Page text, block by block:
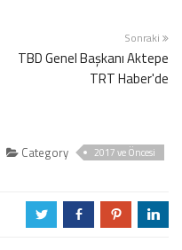
Sonraki
TBD Genel Başkanı Aktepe
TRT Haber'de
Category 2017 ve Öncesi
a b d j